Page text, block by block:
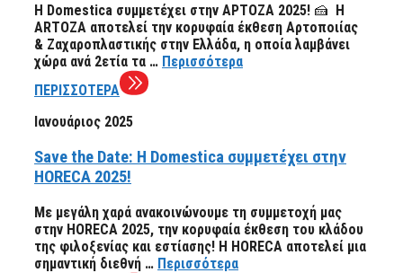
Η Domestica συμμετέχει στην ΑΡΤΟΖΑ 2025! 🍰 Η
ARTOZA αποτελεί την κορυφαία έκθεση Αρτοποιίας
& Ζαχαροπλαστικής στην Ελλάδα, η οποία λαμβάνει
χώρα ανά 2ετία τα … Περισσότερα
ΠΕΡΙΣΣΟΤΕΡΑ
Ιανουάριος 2025
Save the Date: Η Domestica συμμετέχει στην
HORECA 2025!
Με μεγάλη χαρά ανακοινώνουμε τη συμμετοχή μας
στην HORECA 2025, την κορυφαία έκθεση του κλάδου
της φιλοξενίας και εστίασης! Η HORECA αποτελεί μια
σημαντική διεθνή … Περισσότερα